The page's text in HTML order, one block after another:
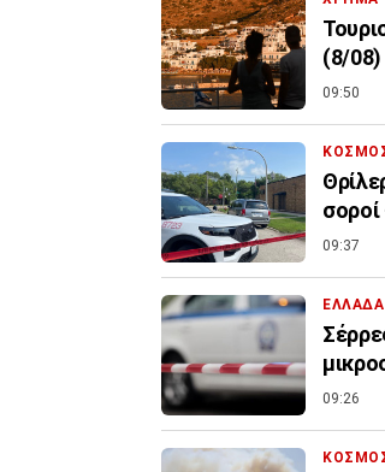
(8/08)
09:50
09:37
ΕΛΛΑΔΑ
09:26